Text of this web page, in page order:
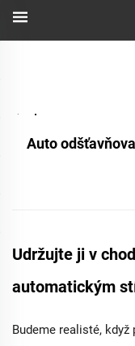
Auto
Udržujte ji v
automatickým
Budeme realisté,